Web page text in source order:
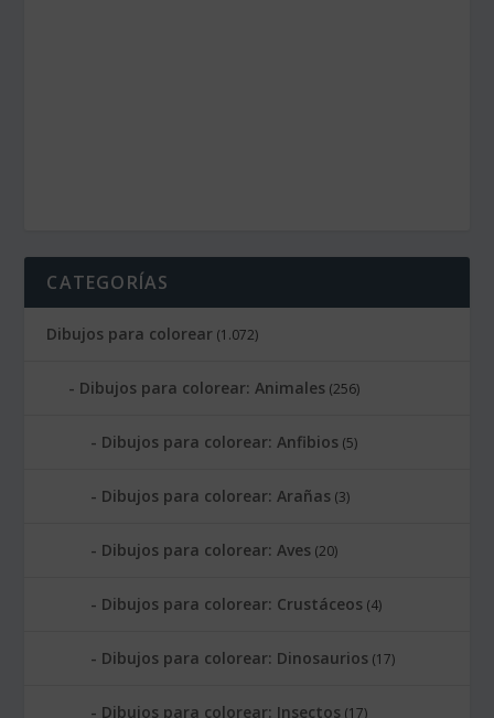
CATEGORÍAS
Dibujos para colorear (1.072)
Dibujos para colorear: Animales (256)
Dibujos para colorear: Anfibios (5)
Dibujos para colorear: Arañas (3)
Dibujos para colorear: Aves (20)
Dibujos para colorear: Crustáceos (4)
Dibujos para colorear: Dinosaurios (17)
Dibujos para colorear: Insectos (17)